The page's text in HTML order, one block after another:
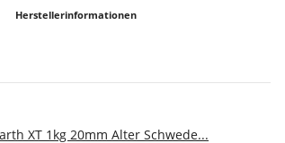
Herstellerinformationen